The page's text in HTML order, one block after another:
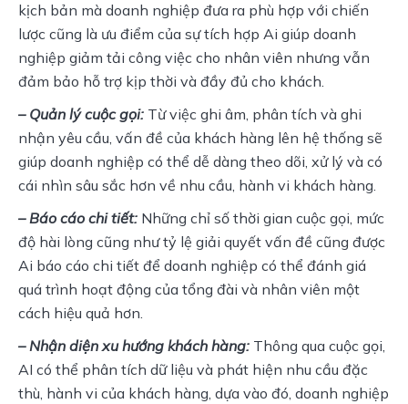
kịch bản mà doanh nghiệp đưa ra phù hợp với chiến
lược cũng là ưu điểm của sự tích hợp Ai giúp doanh
nghiệp giảm tải công việc cho nhân viên nhưng vẫn
đảm bảo hỗ trợ kịp thời và đầy đủ cho khách.
– Quản lý cuộc gọi: Từ việc ghi âm, phân tích và ghi
nhận yêu cầu, vấn đề của khách hàng lên hệ thống sẽ
giúp doanh nghiệp có thể dễ dàng theo dõi, xử lý và có
cái nhìn sâu sắc hơn về nhu cầu, hành vi khách hàng.
– Báo cáo chi tiết: Những chỉ số thời gian cuộc gọi, mức
độ hài lòng cũng như tỷ lệ giải quyết vấn đề cũng được
Ai báo cáo chi tiết để doanh nghiệp có thể đánh giá
quá trình hoạt động của tổng đài và nhân viên một
cách hiệu quả hơn.
– Nhận diện xu hướng khách hàng: Thông qua cuộc gọi,
AI có thể phân tích dữ liệu và phát hiện nhu cầu đặc
thù, hành vi của khách hàng, dựa vào đó, doanh nghiệp